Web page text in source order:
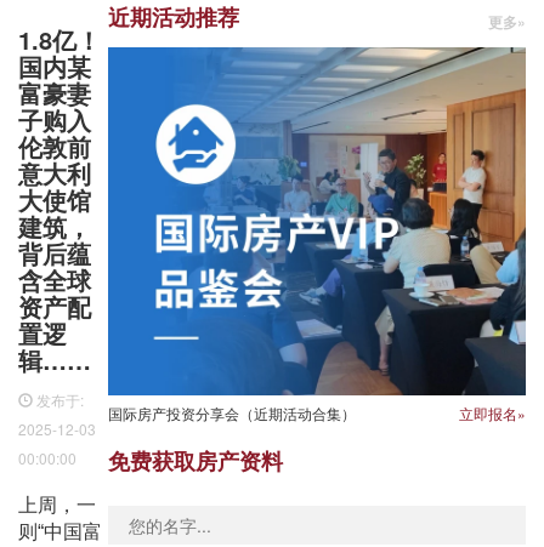
1.8亿！
国内某
富豪妻
子购入
伦敦前
意大利
大使馆
建筑，
背后蕴
含全球
资产配
置逻
辑……
发布于:
2025-12-03
00:00:00
上周，一
则 “中国富
近期活动推荐 更多»
国际房产投资分享会（近期活动合集） 立即报名»
免费获取房产资料